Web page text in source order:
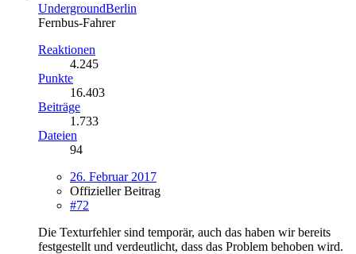
UndergroundBerlin
Fernbus-Fahrer
Reaktionen
4.245
Punkte
16.403
Beiträge
1.733
Dateien
94
26. Februar 2017
Offizieller Beitrag
#72
Die Texturfehler sind temporär, auch das haben wir bereits
festgestellt und verdeutlicht, dass das Problem behoben wird.